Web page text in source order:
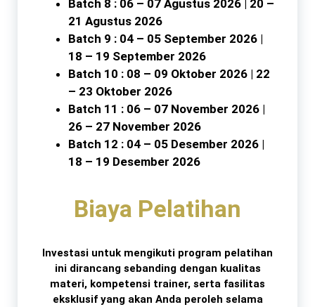
Batch 8 : 06 – 07 Agustus 2026 | 20 –
21 Agustus 2026
Batch 9 : 04 – 05 September 2026 |
18 – 19 September 2026
Batch 10 : 08 – 09 Oktober 2026 | 22
– 23 Oktober 2026
Batch 11 : 06 – 07 November 2026 |
26 – 27 November 2026
Batch 12 : 04 – 05 Desember 2026 |
18 – 19 Desember 2026
Biaya Pelatihan
Investasi untuk mengikuti program pelatihan
ini dirancang sebanding dengan kualitas
materi, kompetensi trainer, serta fasilitas
eksklusif yang akan Anda peroleh selama